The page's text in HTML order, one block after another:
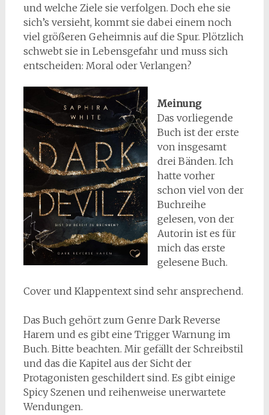
und welche Ziele sie verfolgen. Doch ehe sie
sich’s versieht, kommt sie dabei einem noch
viel größeren Geheimnis auf die Spur. Plötzlich
schwebt sie in Lebensgefahr und muss sich
entscheiden: Moral oder Verlangen?
Meinung
Das vorliegende
Buch ist der erste
von insgesamt
drei Bänden. Ich
hatte vorher
schon viel von der
Buchreihe
gelesen, von der
Autorin ist es für
mich das erste
gelesene Buch.
Cover und Klappentext sind sehr ansprechend.
Das Buch gehört zum Genre Dark Reverse
Harem und es gibt eine Trigger Warnung im
Buch. Bitte beachten. Mir gefällt der Schreibstil
und das die Kapitel aus der Sicht der
Protagonisten geschildert sind. Es gibt einige
Spicy Szenen und reihenweise unerwartete
Wendungen.